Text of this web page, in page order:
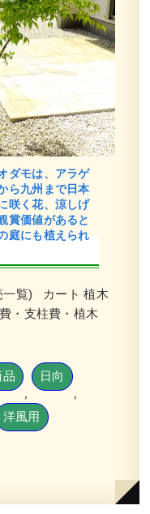
ダモは、アラゲ
ら九州まで日本
咲く花、涼しげ
賞価値があると
庭にも植えられ
一覧) カート 植木
・支柱費・植木
品
,
日向
,
洋風用